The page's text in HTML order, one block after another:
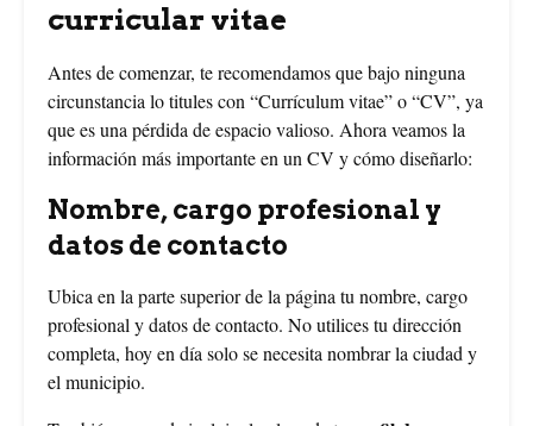
curricular vitae
Antes de comenzar, te recomendamos que bajo ninguna
circunstancia lo titules con “Currículum vitae” o “CV”, ya
que es una pérdida de espacio valioso. Ahora veamos la
información más importante en un CV y cómo diseñarlo:
Nombre, cargo profesional y
datos de contacto
Ubica en la parte superior de la página tu nombre, cargo
profesional y datos de contacto. No utilices tu dirección
completa, hoy en día solo se necesita nombrar la ciudad y
el municipio.